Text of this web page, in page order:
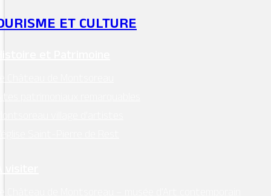
ET CULTURE
et Patrimoine
Château de Montsoreau
patrimoniaux remarquables
village d’artistes
Saint-Pierre de Rest
visiter